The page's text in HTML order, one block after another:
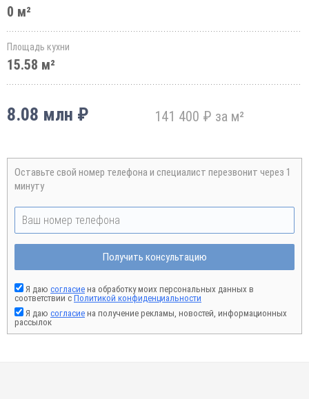
0 м²
Площадь кухни
15.58 м²
8.08 млн ₽ 141 400 ₽ за м²
Оставьте свой номер телефона и специалист перезвонит через 1
минуту
Получить консультацию
Я даю согласие на обработку моих персональных данных в
соответствии с Политикой конфиденциальности
Я даю согласие на получение рекламы, новостей, информационных
рассылок